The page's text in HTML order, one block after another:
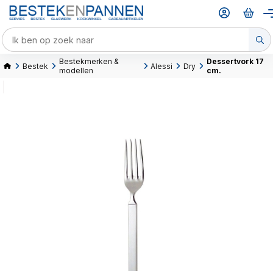
Bestek
Bestekmerken &
modellen
Alessi Dry
Dessertvork 17
cm.